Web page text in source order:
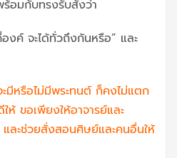
อมกับทรงรับสั่งว่า
องค์ จะได้ทั่วถึงกันหรือ” และ
มีหรือไม่มีพระทนต์ ก็คงไม่แตก
ขอเพียงให้อาจารย์และ
ะช่วยสั่งสอนศิษย์และคนอื่นให้